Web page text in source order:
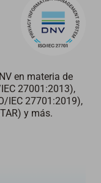
en materia de
27001:2013),
IEC 27701:2019),
y más.